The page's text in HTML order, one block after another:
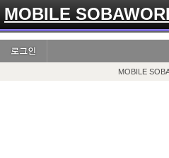
MOBILE
로그인
MOBILE